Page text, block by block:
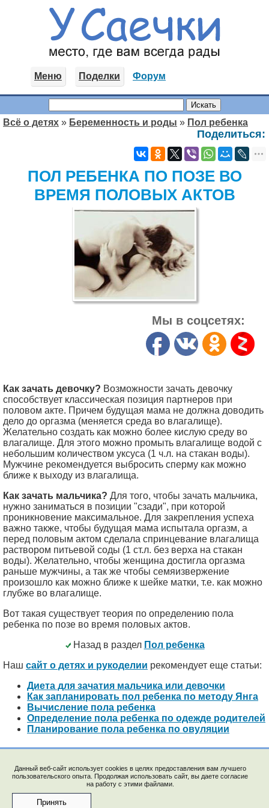
Данный веб-сайт использует cookies в целях предоставления вам лучшего
пользовательского опыта. Продолжая использовать сайт, вы даете согласие
на работу с этими файлами.
Принять
Меню Поделки Форум
Всё о детях » Беременность и роды » Пол ребенка
Поделиться:
ПОЛ РЕБЕНКА ПО ПОЗЕ ВО
ВРЕМЯ ПОЛОВЫХ АКТОВ
Мы в соцсетях:
Как зачать девочку? Возможности зачать девочку
способствует классическая позиция партнеров при
половом акте. Причем будущая мама не должна доводить
дело до оргазма (меняется среда во влагалище).
Желательно создать как можно более кислую среду во
влагалище. Для этого можно промыть влагалище водой с
небольшим количеством уксуса (1 ч.л. на стакан воды).
Мужчине рекомендуется выбросить сперму как можно
ближе к выходу из влагалища.
Как зачать мальчика? Для того, чтобы зачать мальчика,
нужно заниматься в позиции "сзади", при которой
проникновение максимальное. Для закрепления успеха
важно также, чтобы будущая мама испытала оргазм, а
перед половым актом сделала спринцевание влагалища
раствором питьевой соды (1 ст.л. без верха на стакан
воды). Желательно, чтобы женщина достигла оргазма
раньше мужчины, а так же чтобы семяизвержение
произошло как можно ближе к шейке матки, т.е. как можно
глубже во влагалище.
Вот такая существует теория по определению пола
ребенка по позе во время половых актов.
Назад в раздел Пол ребенка
Наш сайт о детях и рукоделии рекомендует еще статьи:
Диета для зачатия мальчика или девочки
Как запланировать пол ребенка по методу Янга
Вычисление пола ребенка
Определение пола ребенка по одежде родителей
Планирование пола ребенка по овуляции
© 2009-2023, "Saychata.Ru". E-mail: saechka@saechka.ru
Перепечатка материалов запрещена без ссылки на